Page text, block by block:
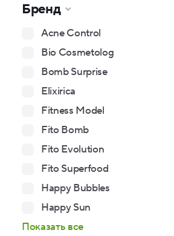
Бренд
Acne Control
Bio Cosmetolog
Bomb Surprise
Elixirica
Fitness Model
Fito Bomb
Fito Evolution
Fito Superfood
Happy Bubbles
Happy Sun
Показать все